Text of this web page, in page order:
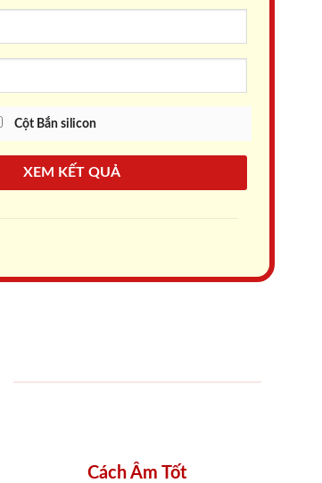
Cột Bắn silicon
XEM KẾT QUẢ
Cách Âm Tốt